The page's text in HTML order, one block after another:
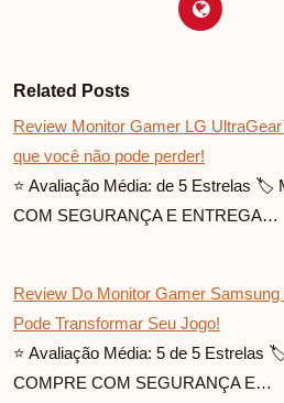
Related Posts
Review Monitor Gamer LG
que você não pode perder!
⭐ Avaliação Média: de 5 Estrelas 🏷️
COM SEGURANÇA E ENTREGA…
Review Do Monitor Gamer
Pode Transformar Seu Jogo!
⭐ Avaliação Média: 5 de 5 Estrelas
COMPRE COM SEGURANÇA E…